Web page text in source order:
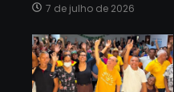
7 de julho de 2026